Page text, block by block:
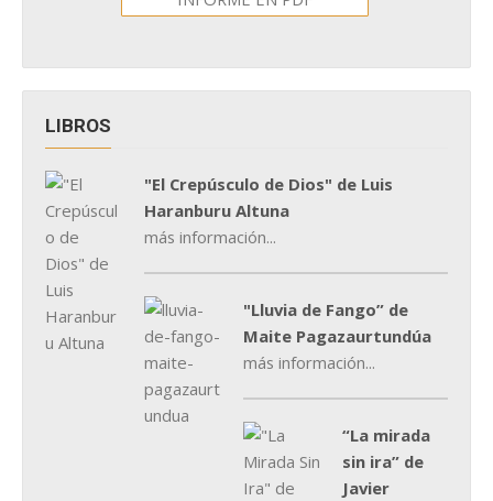
LIBROS
"El Crepúsculo de Dios" de Luis
Haranburu Altuna
más información...
"Lluvia de Fango” de
Maite Pagazaurtundúa
más información...
“La mirada
sin ira” de
Javier